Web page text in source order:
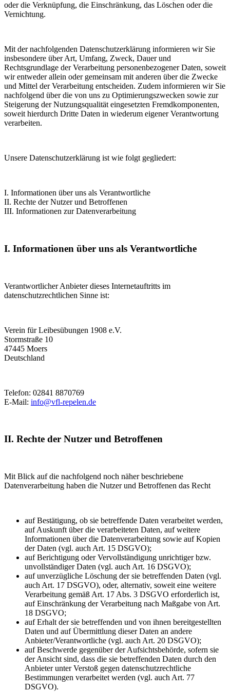
oder die Verknüpfung, die Einschränkung, das Löschen oder die
Vernichtung.
Mit der nachfolgenden Datenschutzerklärung informieren wir Sie
insbesondere über Art, Umfang, Zweck, Dauer und
Rechtsgrundlage der Verarbeitung personenbezogener Daten, soweit
wir entweder allein oder gemeinsam mit anderen über die Zwecke
und Mittel der Verarbeitung entscheiden. Zudem informieren wir Sie
nachfolgend über die von uns zu Optimierungszwecken sowie zur
Steigerung der Nutzungsqualität eingesetzten Fremdkomponenten,
soweit hierdurch Dritte Daten in wiederum eigener Verantwortung
verarbeiten.
Unsere Datenschutzerklärung ist wie folgt gegliedert:
I. Informationen über uns als Verantwortliche
II. Rechte der Nutzer und Betroffenen
III. Informationen zur Datenverarbeitung
I. Informationen über uns als Verantwortliche
Verantwortlicher Anbieter dieses Internetauftritts im
datenschutzrechtlichen Sinne ist:
Verein für Leibesübungen 1908 e.V.
Stormstraße 10
47445 Moers
Deutschland
Telefon: 02841 8870769
E-Mail: info@vfl-repelen.de
II. Rechte der Nutzer und Betroffenen
Mit Blick auf die nachfolgend noch näher beschriebene
Datenverarbeitung haben die Nutzer und Betroffenen das Recht
auf Bestätigung, ob sie betreffende Daten verarbeitet werden,
auf Auskunft über die verarbeiteten Daten, auf weitere
Informationen über die Datenverarbeitung sowie auf Kopien
der Daten (vgl. auch Art. 15 DSGVO);
auf Berichtigung oder Vervollständigung unrichtiger bzw.
unvollständiger Daten (vgl. auch Art. 16 DSGVO);
auf unverzügliche Löschung der sie betreffenden Daten (vgl.
auch Art. 17 DSGVO), oder, alternativ, soweit eine weitere
Verarbeitung gemäß Art. 17 Abs. 3 DSGVO erforderlich ist,
auf Einschränkung der Verarbeitung nach Maßgabe von Art.
18 DSGVO;
auf Erhalt der sie betreffenden und von ihnen bereitgestellten
Daten und auf Übermittlung dieser Daten an andere
Anbieter/Verantwortliche (vgl. auch Art. 20 DSGVO);
auf Beschwerde gegenüber der Aufsichtsbehörde, sofern sie
der Ansicht sind, dass die sie betreffenden Daten durch den
Anbieter unter Verstoß gegen datenschutzrechtliche
Bestimmungen verarbeitet werden (vgl. auch Art. 77
DSGVO).